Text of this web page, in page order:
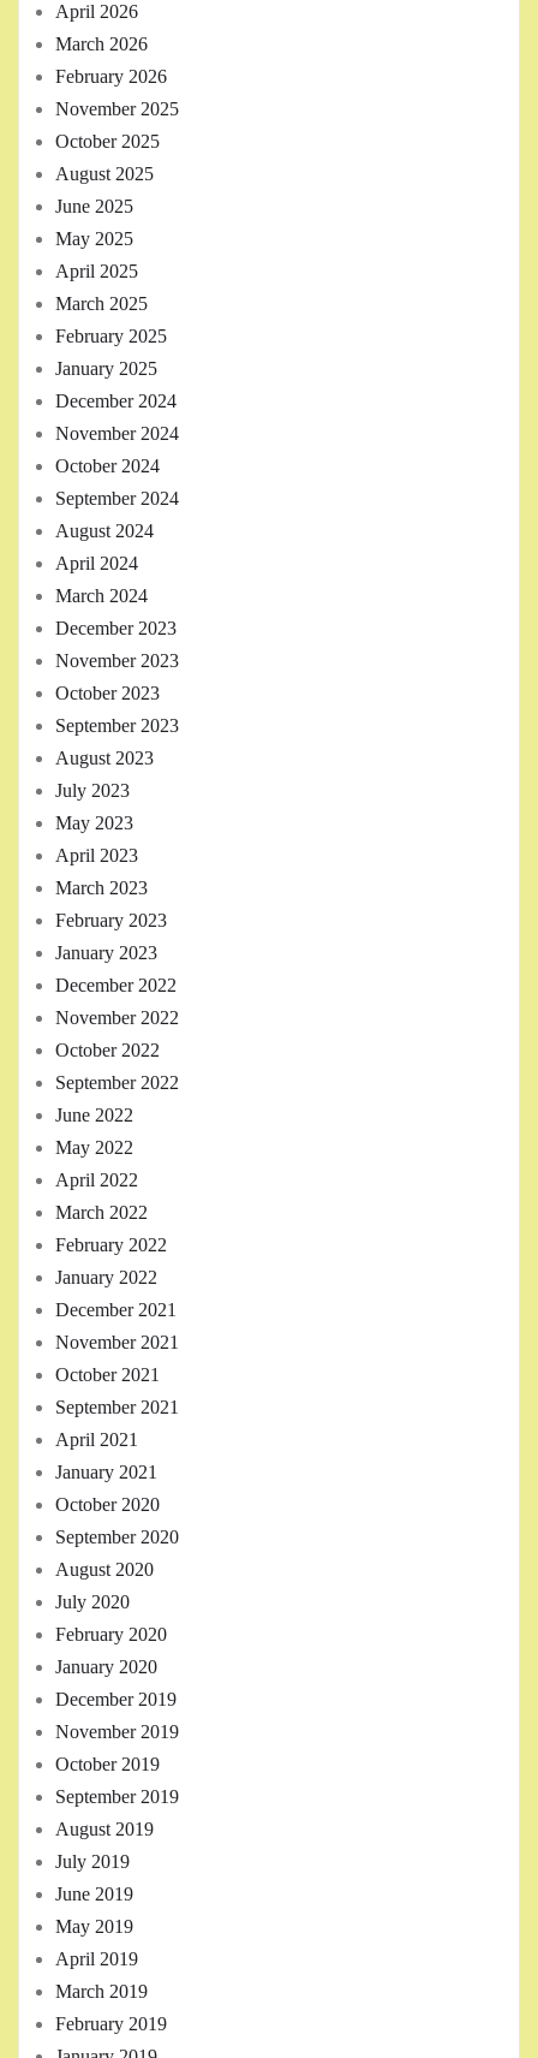
April 2026
March 2026
February 2026
November 2025
October 2025
August 2025
June 2025
May 2025
April 2025
March 2025
February 2025
January 2025
December 2024
November 2024
October 2024
September 2024
August 2024
April 2024
March 2024
December 2023
November 2023
October 2023
September 2023
August 2023
July 2023
May 2023
April 2023
March 2023
February 2023
January 2023
December 2022
November 2022
October 2022
September 2022
June 2022
May 2022
April 2022
March 2022
February 2022
January 2022
December 2021
November 2021
October 2021
September 2021
April 2021
January 2021
October 2020
September 2020
August 2020
July 2020
February 2020
January 2020
December 2019
November 2019
October 2019
September 2019
August 2019
July 2019
June 2019
May 2019
April 2019
March 2019
February 2019